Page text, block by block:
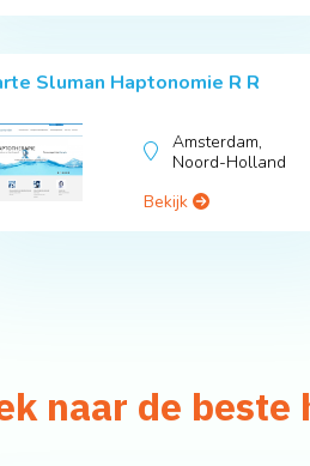
Sluman Haptonomie R R
Amsterdam,
Noord-Holland
Bekijk
naar de